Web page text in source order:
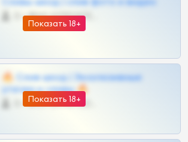
Показать 18+
0 •
Показать 18+
🔥 Слив шкод | Эксклюзивные
утечки и сливы 🔥
0 •